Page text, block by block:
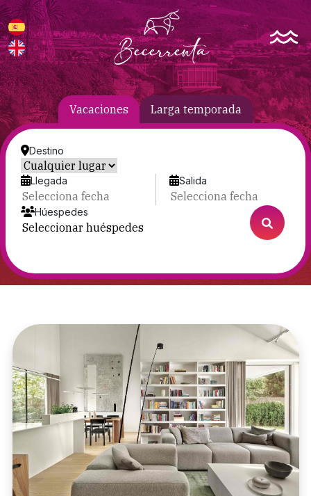
Vacaciones Larga temporada
Destino
Llegada Salida
Húespedes